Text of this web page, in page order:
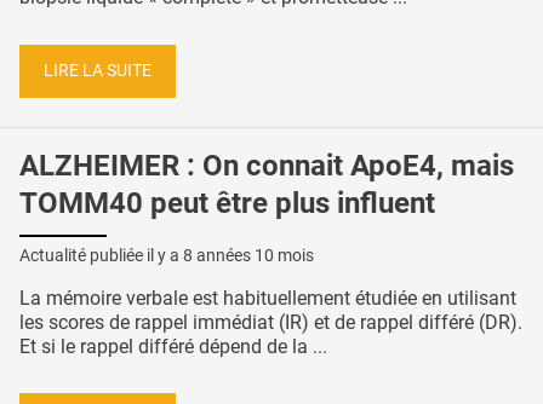
LIRE LA SUITE
ALZHEIMER : On connait ApoE4, mais
TOMM40 peut être plus influent
Actualité publiée il y a 8 années 10 mois
La mémoire verbale est habituellement étudiée en utilisant
les scores de rappel immédiat (IR) et de rappel différé (DR).
Et si le rappel différé dépend de la ...